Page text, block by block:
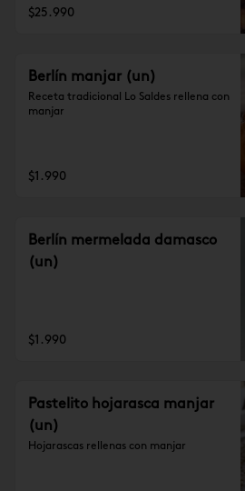
temperatura ambiente antes de
consumir.
$25.990
Berlín manjar (un)
Receta tradicional Lo Saldes rellena con
manjar
$1.990
Berlín mermelada damasco
(un)
$1.990
Pastelito hojarasca manjar
(un)
Hojarascas rellenas con manjar